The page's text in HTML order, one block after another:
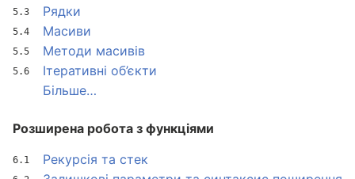
Рядки
Масиви
Методи масивів
Ітеративні об’єкти
Більше…
Розширена робота з функціями
Рекурсія та стек